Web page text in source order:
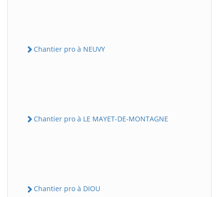
Chantier pro à NEUVY
Chantier pro à LE MAYET-DE-MONTAGNE
Chantier pro à DIOU